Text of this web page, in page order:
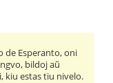
de Esperanto, oni
bildoj aŭ
kiu estas tiu nivelo.